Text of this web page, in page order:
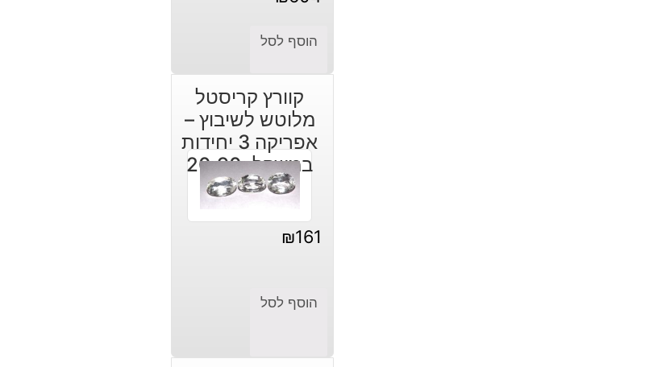
הוסף לסל
קוורץ קריסטל
מלוטש לשיבוץ –
אפריקה 3 יחידות
במשקל: 20.90
קרט
₪161
הוסף לסל